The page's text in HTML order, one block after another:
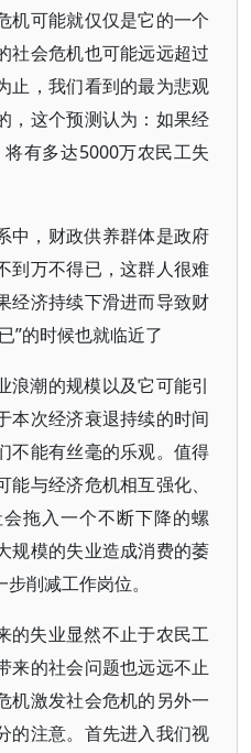
机可能就仅仅是它的一个
社会危机也可能远远超过
止，我们看到的最为悲观
，这个预测认为：如果经
有多达5000万农民工失
中，财政供养群体是政府
到万不得已，这群人很难
经济持续下滑进而导致财
”的时候也就临近了
浪潮的规模以及它可能引
本次经济衰退持续的时间
不能有丝毫的乐观。值得
与经济危机相互强化、
拖入一个不断下降的螺
规模的失业造成消费的萎
削减工作岗位。
的失业显然不止于农民工
来的社会问题也远远不止
机激发社会危机的另外一
的注意。首先进入我们视